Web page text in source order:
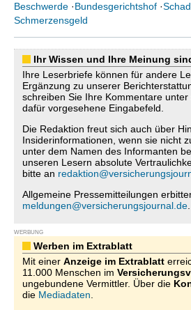
Beschwerde ·Bundesgerichtshof ·
Schmerzensgeld
Ihr Wissen und Ihre Meinung
Ihre Leserbriefe können für andere
Ergänzung zu unserer
schreiben Sie Ihre Kommentare unter
dafür vorgesehene Eingabefeld.
Die Redaktion freut sich auch über
Insiderinformationen, wenn sie nicht
unter dem Namen des Informanten
unseren Lesern absolute
bitte an
Allgemeine Pressemitteilungen
meldungen@versicherungsjournal.de
WERBUNG
Werben im Extrablatt
Mit einer Anzeige im Extrablatt
11.000 Menschen im
ungebundene Vermittler. Über die
die Mediadaten